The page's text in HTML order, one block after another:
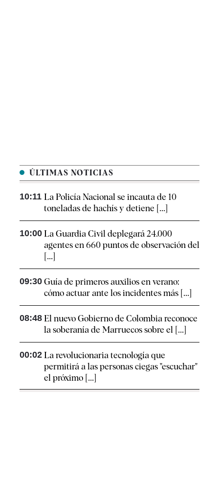
ÚLTIMAS NOTICIAS
10:11 La Policía Nacional se incauta de 10
toneladas de hachís y detiene [...]
10:00 La Guardia Civil deplegará 24.000
agentes en 660 puntos de observación del
[...]
09:30 Guía de primeros auxilios en verano:
cómo actuar ante los incidentes más [...]
08:48 El nuevo Gobierno de Colombia reconoce
la soberanía de Marruecos sobre el [...]
00:02 La revolucionaria tecnología que
permitirá a las personas ciegas "escuchar"
el próximo [...]